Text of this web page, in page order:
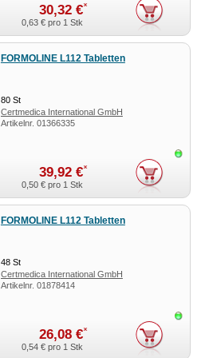
30,32 €*
0,63 €pro 1 Stk
FORMOLINE L112 Tabletten
80 St
Certmedica International GmbH
Artikelnr. 01366335
39,92 €*
0,50 €pro 1 Stk
FORMOLINE L112 Tabletten
48 St
Certmedica International GmbH
Artikelnr. 01878414
26,08 €*
0,54 €pro 1 Stk